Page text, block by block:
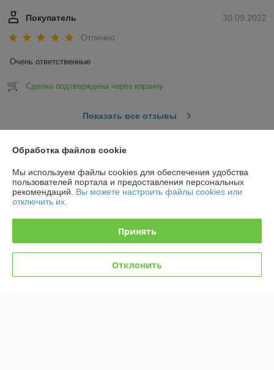
30.09.2022
Покупатель
Отлично
Очень ответственные
Сделка подтверждена через корзину
Показать все отзывы
О нас
Контакты
График работы
Обработка файлов cookie
Мы используем файлы cookies для обеспечения удобства
пользователей портала и предоставления персональных
рекомендаций. Вы можете настроить файлы cookies или
отключить их.
Принять
Отклонить